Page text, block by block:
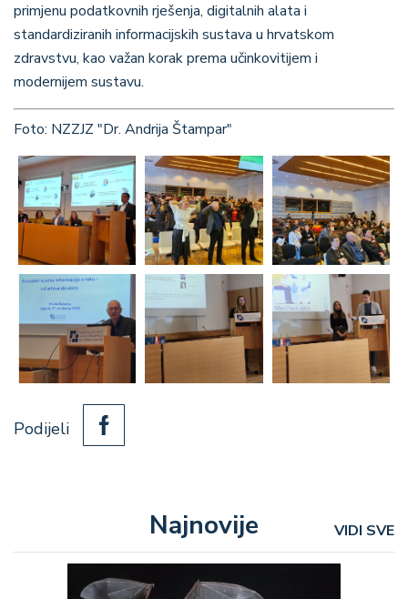
primjenu podatkovnih rješenja, digitalnih alata i
standardiziranih informacijskih sustava u hrvatskom
zdravstvu, kao važan korak prema učinkovitijem i
modernijem sustavu.
Foto: NZZJZ "Dr. Andrija Štampar"
Podijeli
Najnovije VIDI SVE